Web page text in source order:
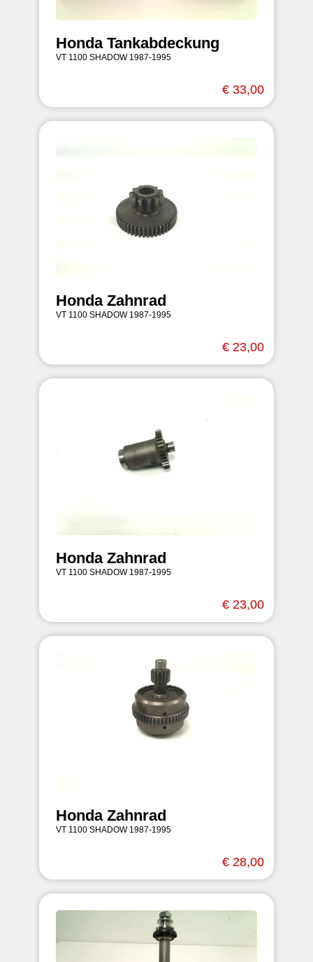
Honda Tankabdeckung
VT 1100 SHADOW 1987-1995
€ 33,00
Honda Zahnrad
VT 1100 SHADOW 1987-1995
€ 23,00
Honda Zahnrad
VT 1100 SHADOW 1987-1995
€ 23,00
Honda Zahnrad
VT 1100 SHADOW 1987-1995
€ 28,00